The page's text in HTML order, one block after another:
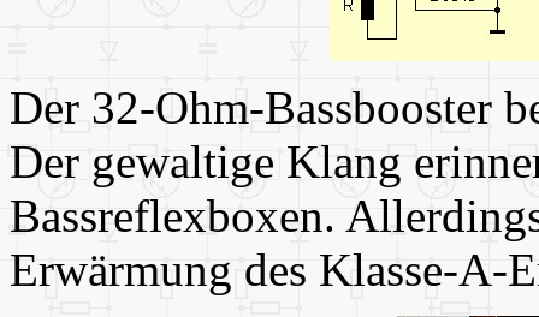
Der 32-Ohm-Bassbooster
Der gewaltige Klang
Bassreflexboxen.
Erwärmung des Klasse-A-